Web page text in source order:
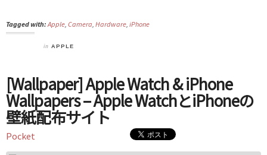
Tagged with: Apple, Camera, Hardware, iPhone
in APPLE
[Wallpaper] Apple Watch & iPhone
Wallpapers – Apple WatchとiPhoneの
壁紙配布サイト
Pocket